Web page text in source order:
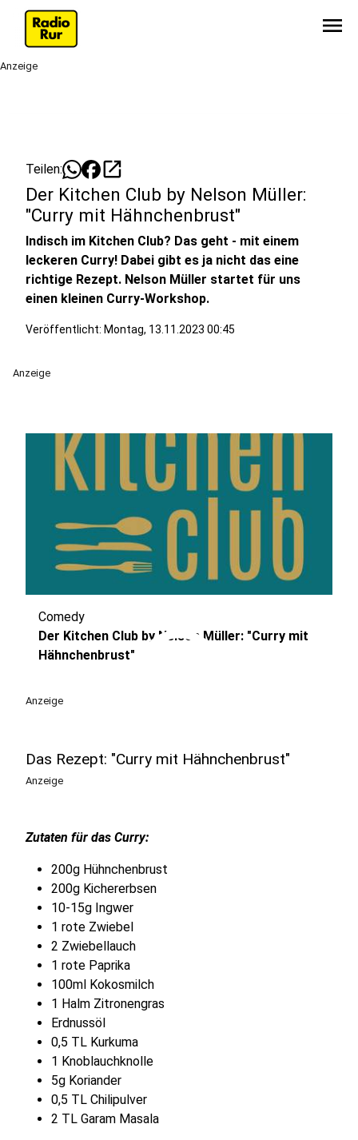
menu
Anzeige
Teilen: open_in_new
Der Kitchen Club by Nelson Müller:
"Curry mit Hähnchenbrust"
Indisch im Kitchen Club? Das geht - mit einem
leckeren Curry! Dabei gibt es ja nicht das eine
richtige Rezept. Nelson Müller startet für uns
einen kleinen Curry-Workshop.
Veröffentlicht: Montag, 13.11.2023 00:45
Anzeige
play_circle
Comedy
Der Kitchen Club by Nelson Müller: "Curry mit
Hähnchenbrust"
Anzeige
Das Rezept: "Curry mit Hähnchenbrust"
Anzeige
Zutaten für das Curry:
200g Hühnchenbrust
200g Kichererbsen
10-15g Ingwer
1 rote Zwiebel
2 Zwiebellauch
1 rote Paprika
100ml Kokosmilch
1 Halm Zitronengras
Erdnussöl
0,5 TL Kurkuma
1 Knoblauchknolle
5g Koriander
0,5 TL Chilipulver
2 TL Garam Masala